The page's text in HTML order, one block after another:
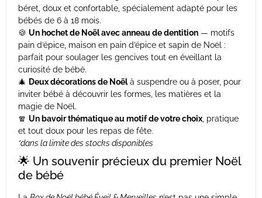
béret, doux et confortable, spécialement adapté pour les
bébés de 6 à 18 mois.
🍪 Un hochet de Noël avec anneau de dentition — motifs
pain d’épice, maison en pain d’épice et sapin de Noël :
parfait pour soulager les gencives tout en éveillant la
curiosité de bébé.
🎄 Deux décorations de Noëlà suspendre ou à poser, pour
inviter bébé à découvrir les formes, les matières et la
magie de Noël.
🧣 Un bavoir thématique au motif de votre choix , pratique
et tout doux pour les repas de fête.
*dans la limite des stocks disponibles
🌟 Un souvenir précieux du premier Noël
de bébé